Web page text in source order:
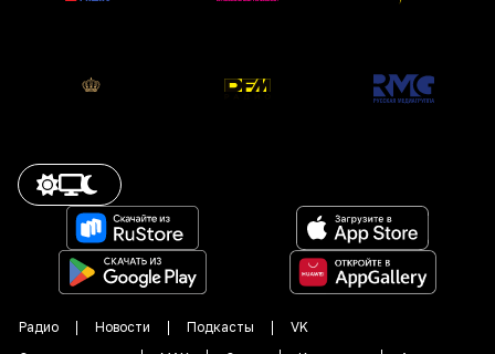
Радио Новости Подкасты
VK